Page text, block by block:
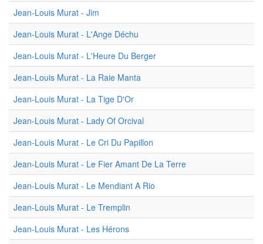
Jean-Louis Murat - Jim
Jean-Louis Murat - L'Ange Déchu
Jean-Louis Murat - L'Heure Du Berger
Jean-Louis Murat - La Raie Manta
Jean-Louis Murat - La Tige D'Or
Jean-Louis Murat - Lady Of Orcival
Jean-Louis Murat - Le Cri Du Papillon
Jean-Louis Murat - Le Fier Amant De La Terre
Jean-Louis Murat - Le Mendiant A Rio
Jean-Louis Murat - Le Tremplin
Jean-Louis Murat - Les Hérons